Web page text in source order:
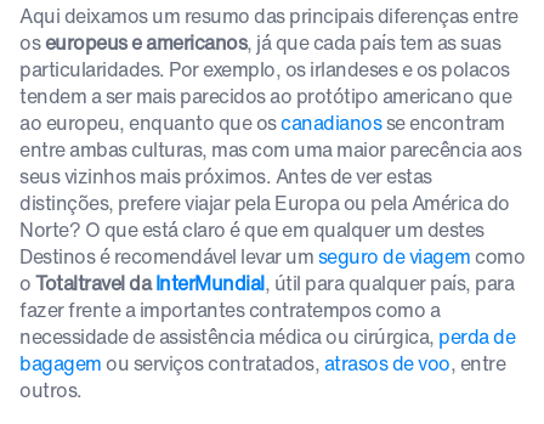
Aqui deixamos um resumo das principais diferenças entre
oseuropeus e americanos, já que cada país tem as suas
particularidades. Por exemplo, os irlandeses e os polacos
tendem a ser mais parecidos ao protótipo americano que
ao europeu, enquanto que oscanadianosse encontram
entre ambas culturas, mas com uma maior parecência aos
seus vizinhos mais próximos. Antes de ver estas
distinções, prefere viajar pela Europa ou pela América do
Norte? O que está claro é que em qualquer um destes
Destinos é recomendável levar umseguro de viagemcomo
oTotaltravel daInterMundial, útil para qualquer país, para
fazer frente a importantes contratempos como a
necessidade de assistência médica ou cirúrgica, perda de
bagagemou serviços contratados,atrasos de voo, entre
outros.